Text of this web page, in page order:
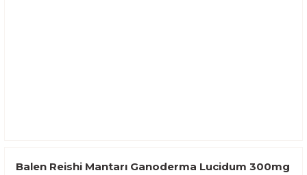
Balen Reishi Mantarı Ganoderma Lucidum 300mg